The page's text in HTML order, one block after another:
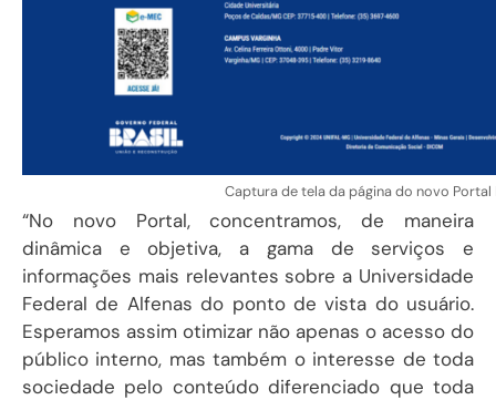
Captura de tela da página do novo
“No novo Portal, concentramos, de maneira
dinâmica e objetiva, a gama de serviços e
informações mais relevantes sobre a Universidade
Federal de Alfenas do ponto de vista do usuário.
Esperamos assim otimizar não apenas o acesso do
público interno, mas também o interesse de toda
sociedade pelo conteúdo diferenciado que toda